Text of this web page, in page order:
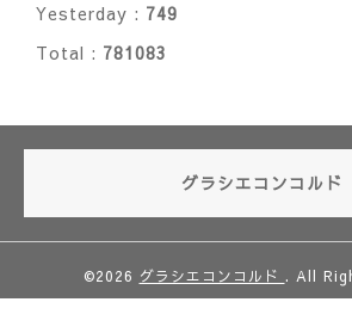
Yesterday : 749
Total : 781083
グラシエコンコルド
©2026 グラシエコンコルド . All